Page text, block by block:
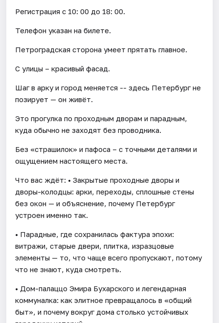
Регистрация с 10: 00 до 18: 00.
Телефон указан на билете.
Петроградская сторона умеет прятать главное.
С улицы – красивый фасад.
Шаг в арку и город меняется -- здесь Петербург не
позирует — он живёт.
Это прогулка по проходным дворам и парадным,
куда обычно не заходят без проводника.
Без «страшилок» и пафоса – с точными деталями и
ощущением настоящего места.
Что вас ждёт: • Закрытые проходные дворы и
дворы-колодцы: арки, переходы, сплошные стены
без окон — и объяснение, почему Петербург
устроен именно так.
• Парадные, где сохранилась фактура эпохи:
витражи, старые двери, плитка, изразцовые
элементы — то, что чаще всего пропускают, потому
что не знают, куда смотреть.
• Дом-палаццо Эмира Бухарского и легендарная
коммуналка: как элитное превращалось в «общий
быт», и почему вокруг дома столько устойчивых